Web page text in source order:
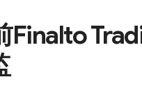
Finalto